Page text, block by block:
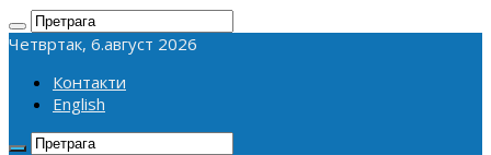
Четвртак, 6.август 2026
Контакти
English